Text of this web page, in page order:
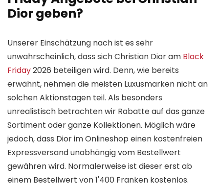
Dior geben?
Unserer Einschätzung nach ist es sehr
unwahrscheinlich, dass sich Christian Dior am Black
Friday2026 beteiligen wird. Denn, wie bereits
erwähnt, nehmen die meisten Luxusmarken nicht an
solchen Aktionstagen teil. Als besonders
unrealistisch betrachten wir Rabatte auf das ganze
Sortiment oder ganze Kollektionen. Möglich wäre
jedoch, dass Dior im Onlineshop einen kostenfreien
Expressversand unabhängig vom Bestellwert
gewähren wird. Normalerweise ist dieser erst ab
einem Bestellwert von 1'400 Franken kostenlos.